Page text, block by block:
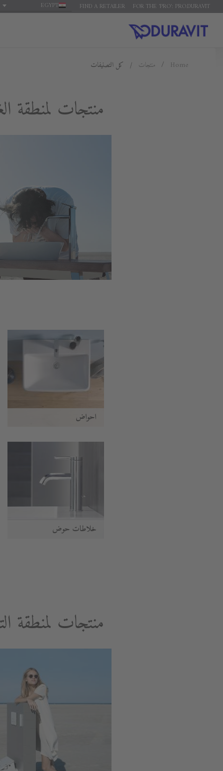
FOR THE 'PRO': PRO.DURAVIT
FIND A RETAILER
EGYPT
Home منتجات كل التصنيفات
منتجات لمنطقة
أحواض
خلاطات حوض
منتجات لمنطقة